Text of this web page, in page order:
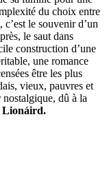
du choix entre
le souvenir d’un
le saut dans
construction d’une
une romance
être les plus
vieux, pauvres et
dû à la
Lionáird.